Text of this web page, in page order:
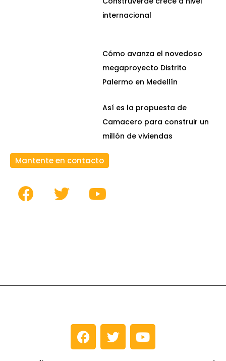
internacional
Cómo avanza el novedoso
megaproyecto Distrito
Palermo en Medellín
Así es la propuesta de
Camacero para construir un
millón de viviendas
Mantente en contacto